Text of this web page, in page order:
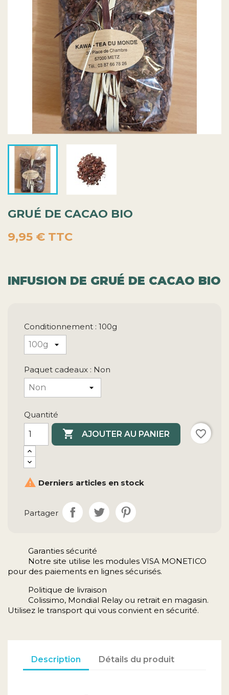
GRUÉ DE CACAO BIO
9,95 € TTC
INFUSION DE GRUÉ DE CACAO BIO
Conditionnement : 100g
Paquet cadeaux : Non
Quantité
 AJOUTER AU PANIER favorite_border
 Derniers articles en stock
Partager
Garanties sécurité
Notre site utilise les modules VISA MONETICO
pour des paiements en lignes sécurisés.
Politique de livraison
Colissimo, Mondial Relay ou retrait en magasin.
Utilisez le transport qui vous convient en sécurité.
Description Détails du produit